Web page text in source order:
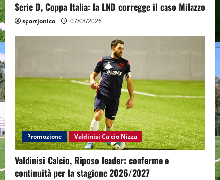
Serie D, Coppa Italia: la LND corregge il caso Milazzo
sportjonico 07/08/2026
Promozione Valdinisi Calcio Nizza
Valdinisi Calcio, Riposo leader: conferme e
continuità per la stagione 2026/2027